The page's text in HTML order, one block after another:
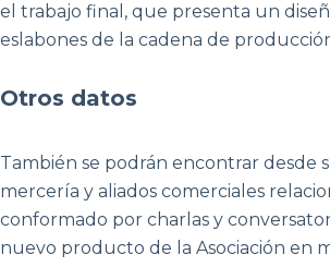
el trabajo final, que presenta un
eslabones de la cadena de
Otros datos
También se podrán encontrar desde
mercería y aliados comerciales
conformado por charlas y
nuevo producto de la Asociación en